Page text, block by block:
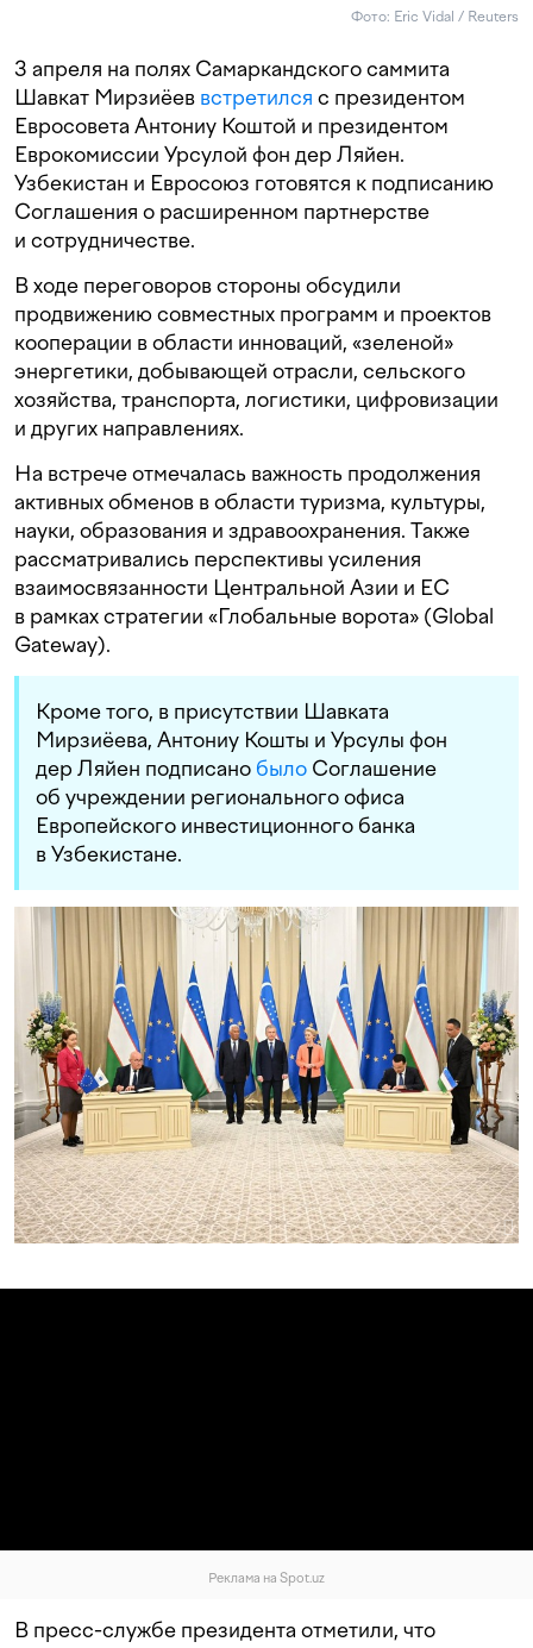
Фото: Eric Vidal / Reuters
3 апреля на полях Самаркандского саммита
Шавкат Мирзиёев встретился с президентом
Евросовета Антониу Коштой и президентом
Еврокомиссии Урсулой фон дер Ляйен.
Узбекистан и Евросоюз готовятся к подписанию
Соглашения о расширенном партнерстве
и сотрудничестве.
В ходе переговоров стороны обсудили
продвижению совместных программ и проектов
кооперации в области инноваций, «зеленой»
энергетики, добывающей отрасли, сельского
хозяйства, транспорта, логистики, цифровизации
и других направлениях.
На встрече отмечалась важность продолжения
активных обменов в области туризма, культуры,
науки, образования и здравоохранения. Также
рассматривались перспективы усиления
взаимосвязанности Центральной Азии и ЕС
в рамках стратегии «Глобальные ворота» (Global
Gateway).
Кроме того, в присутствии Шавката
Мирзиёева, Антониу Кошты и Урсулы фон
дер Ляйен подписано было Соглашение
об учреждении регионального офиса
Европейского инвестиционного банка
в Узбекистане.
Реклама на Spot.uz
В пресс-службе президента отметили, что